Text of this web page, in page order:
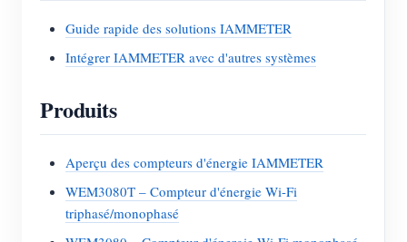
Guide rapide des solutions IAMMETER
Intégrer IAMMETER avec d'autres systèmes
Produits
Aperçu des compteurs d'énergie IAMMETER
WEM3080T – Compteur d'énergie Wi-Fi
triphasé/monophasé